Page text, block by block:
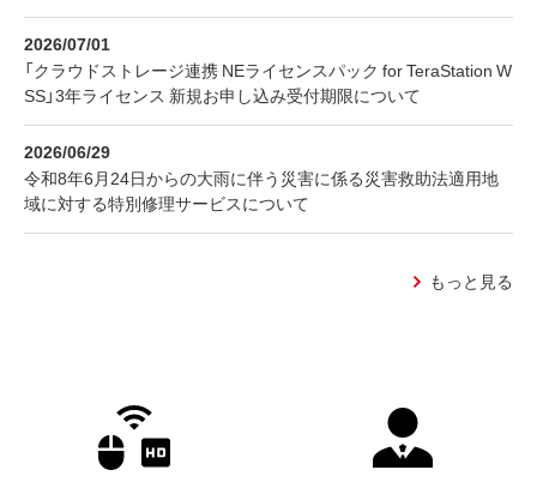
2026/07/01
「クラウドストレージ連携 NEライセンスパック for TeraStation W
SS」3年ライセンス 新規お申し込み受付期限について
2026/06/29
令和8年6月24日からの大雨に伴う災害に係る災害救助法適用地
域に対する特別修理サービスについて
もっと見る